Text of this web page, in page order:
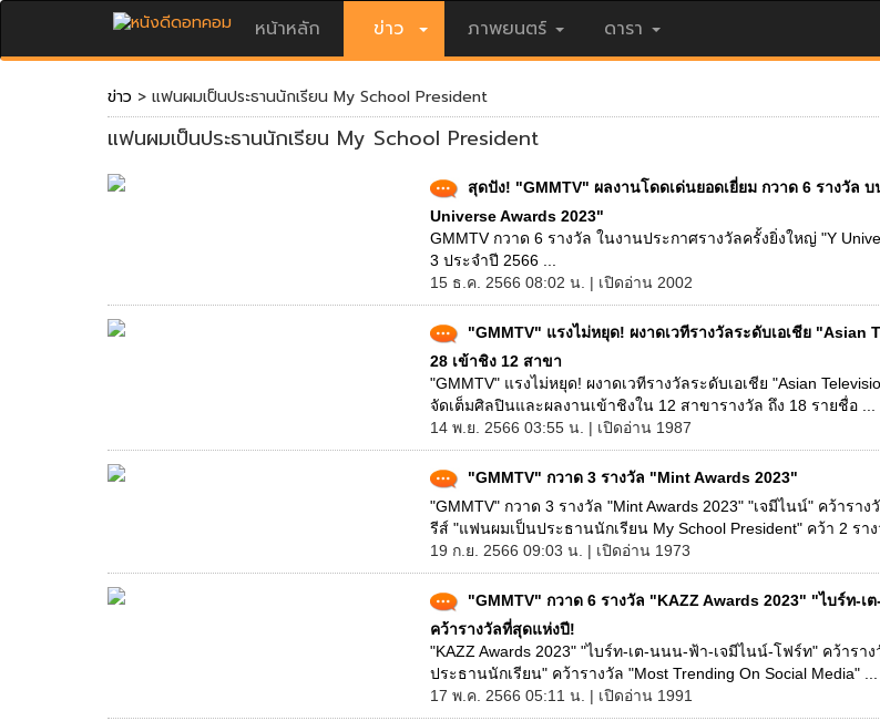
หน้าหลัก ข่าว ภาพยนตร์ ดารา
ข่าว > แฟนผมเป็นประธานนักเรียน My School President
แฟนผมเป็นประธานนักเรียน My School President
สุดปัง! "GMMTV" ผลงานโดดเด่นยอดเยี่ยม กวาด 6 รางวัล
Universe Awards 2023"
GMMTV กวาด 6 รางวัล ในงานประกาศรางวัลครั้งยิ่งใหญ่ "Y
3 ประจำปี 2566 ...
15 ธ.ค. 2566 08:02 น. | เปิดอ่าน 2002
"GMMTV" แรงไม่หยุด! ผงาดเวทีรางวัลระดับเอเชีย "Asian
28 เข้าชิง 12 สาขา
"GMMTV" แรงไม่หยุด! ผงาดเวทีรางวัลระดับเอเชีย "Asian
จัดเต็มศิลปินและผลงานเข้าชิงใน 12 สาขารางวัล ถึง 18 รายชื่อ ...
14 พ.ย. 2566 03:55 น. | เปิดอ่าน 1987
"GMMTV" กวาด 3 รางวัล "Mint Awards 2023"
"GMMTV" กวาด 3 รางวัล "Mint Awards 2023" "เจมีไนน์" คว้าราง
รีส์ "แฟนผมเป็นประธานนักเรียน My School President" คว้า 2 ราง
19 ก.ย. 2566 09:03 น. | เปิดอ่าน 1973
"GMMTV" กวาด 6 รางวัล "KAZZ Awards 2023" "ไบร์ท-
คว้ารางวัลที่สุดแห่งปี!
"KAZZ Awards 2023" "ไบร์ท-เต-นนน-ฟ้า-เจมีไนน์-โฟร์ท" คว้าร
ประธานนักเรียน" คว้ารางวัล "Most Trending On Social Media" ...
17 พ.ค. 2566 05:11 น. | เปิดอ่าน 1991